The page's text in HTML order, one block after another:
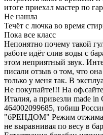
итоге приехал мастер по
Не нашла
Течёт с лючка во время
Пока все класс
Непонятно почему такой
работе идёт слив воды с
этом неприятный звук.
писали отзыв о том, что
только у меня так. В
Не покупайте!!! На
Италия, а привезли made
464002099685, тобиш
"бРЕНДОМ" Режим отжима
не выравнивая по весу в